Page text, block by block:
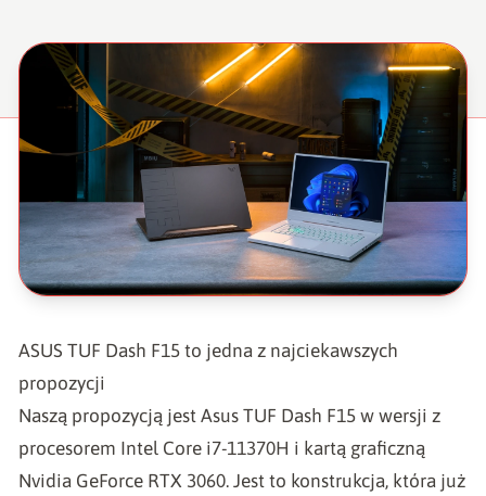
ASUS TUF Dash F15 to jedna z najciekawszych
propozycji
Naszą propozycją jestAsus TUF Dash F15 w wersji z
procesorem Intel Core i7-11370H i kartą graficzną
Nvidia GeForce RTX 3060. Jest to konstrukcja, która już